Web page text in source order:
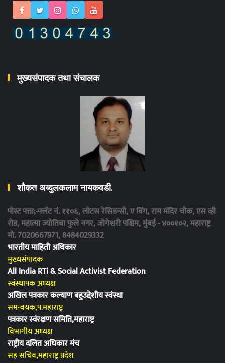
मुख्यसंपादक तथा संचालक
शौकत अब्दुलकलाम नायकवडी.
पोस्ट पत्ता;-फ्लॅट नं. ११०६, लोटस रेसिडन्सी, ए विंग, राम मंदिर चौक, एस व्ही
रोड, महात्मा ज्योतिबा फुले नगर, जोगेश्वरी पश्चिम, मुंबई - ४००१०२, महाराष्ट्र
मो. 7020667971, 8484029332
भारतीय माहिती अधिकार
मुख्यसंपादक
All India RTi & Social Activist Federation
स्वंस्थापक अध्यक्ष
अखिल पत्रकार कल्याण बहुउद्देशीय स्वंस्था
समन्वयक,प.महाराष्ट्र
पत्रकार स्वंरक्षण समिति,महाराष्ट्र
विभागीय अध्यक्ष
राष्ट्रीय दलित अधिकार मंच
सह सचिव,महाराष्ट्र प्रदेश